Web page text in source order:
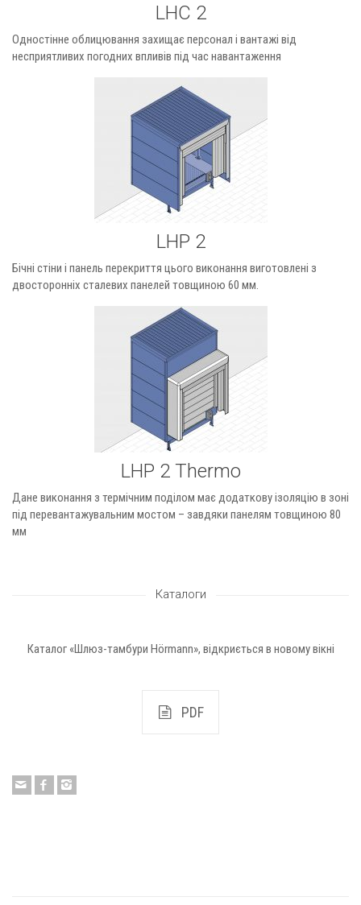
LHC 2
Одностінне облицювання захищає персонал і вантажі від
несприятливих погодних впливів під час навантаження
LHP 2
Бічні стіни і панель перекриття цього виконання виготовлені з
двосторонніх сталевих панелей товщиною 60 мм.
LHP 2 Thermo
Дане виконання з термічним поділом має додаткову ізоляцію в зоні
під перевантажувальним мостом – завдяки панелям товщиною 80
мм
Каталоги
Каталог «Шлюз-тамбури Hörmann», відкриється в новому вікні
PDF